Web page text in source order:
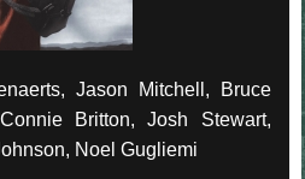
Jason Mitchell, Bruce
Britton, Josh Stewart,
Noel Gugliemi